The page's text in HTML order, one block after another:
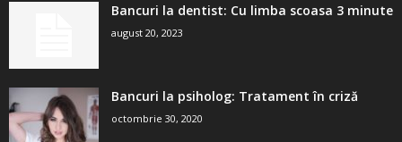
Bancuri la dentist: Cu limba scoasa 3 minute
august 20, 2023
Bancuri la psiholog: Tratament în criză
octombrie 30, 2020